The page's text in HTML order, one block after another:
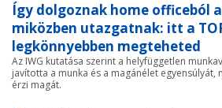
Így dolgoznak home officeból
miközben utazgatnak: itt a
legkönnyebben megteheted
Az IWG kutatása szerint a helyfüggetlen
javította a munka és a magánélet
érzi magát.